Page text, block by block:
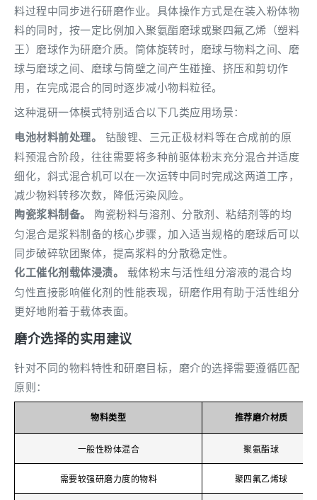
料过程中同步进行研磨作业。具体操作方式是在装入粉体物
料的同时，按一定比例加入聚氨酯磨球或聚四氟乙烯（塑料
王）磨球作为研磨介质。筒体旋转时，磨球与物料之间、磨
球与磨球之间、磨球与筒壁之间产生碰撞、挤压和剪切作
用，在完成混合的同时逐步减小物料粒径。
这种混研一体模式特别适合以下几类应用场景：
电池材料前处理。
钴酸锂、三元正极材料等在合成前的原
料预混合阶段，往往需要将多种前驱体粉末充分混合并适度
细化，斜式混合机可以在一次运转中同时完成这两道工序，
减少物料转移次数，降低污染风险。
陶瓷浆料制备。
陶瓷粉料与溶剂、分散剂、粘结剂等的均
匀混合是浆料制备的核心步骤，加入适当规格的磨球后可以
同步破碎软团聚体，提高浆料的分散稳定性。
化工催化剂载体浸渍。
载体粉末与活性组分溶液的混合均
匀性直接影响催化剂的性能表现，研磨作用有助于活性组分
更好地附着于载体表面。
磨介选择的实用建议
针对不同的物料特性和研磨目标，磨介的选择需要遵循匹配
原则：
物料类型 推荐磨介材质
一般性粉体混合 聚氨酯球
需要较强研磨力度的物料 聚四氟乙烯球